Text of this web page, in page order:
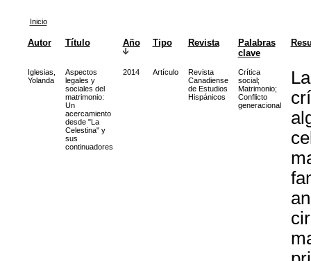
Inicio
Autor Título Año Tipo Revista
Palabras
clave
Iglesias,
Yolanda
Aspectos
legales y
sociales del
matrimonio:
Un
acercamiento
desde "La
Celestina" y
sus
continuadores
2014 Artículo
Revista
Canadiense
de Estudios
Hispánicos
Crítica
social;
Matrimonio;
Conflicto
generacional